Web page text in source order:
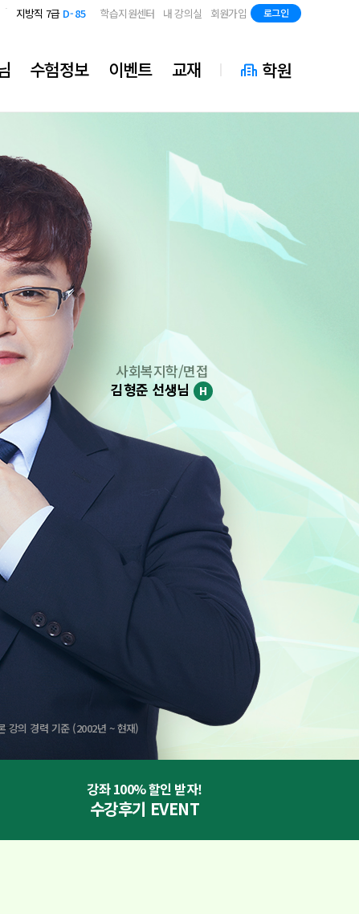
학습지원센터 내 강의실 회원가입 로그인
지방직 7급 D-85
국가직 7급 2차
수험정보 이벤트 교재 학원
사회복지학/면접
김형준 선생님
H
강의 경력 기준 (2002년 ~ 현재)
강좌 100% 할인 받자!
수강후기 EVENT